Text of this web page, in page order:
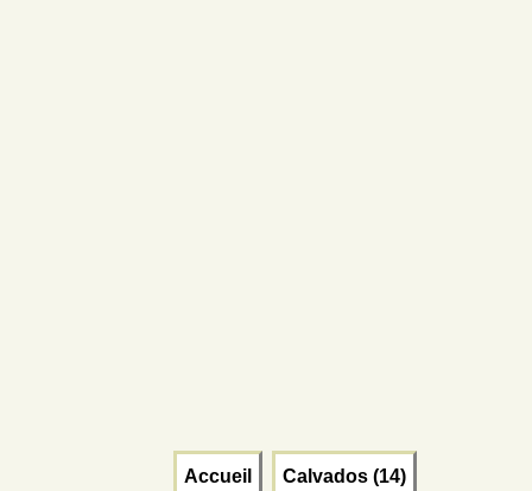
Accueil Calvados (14)